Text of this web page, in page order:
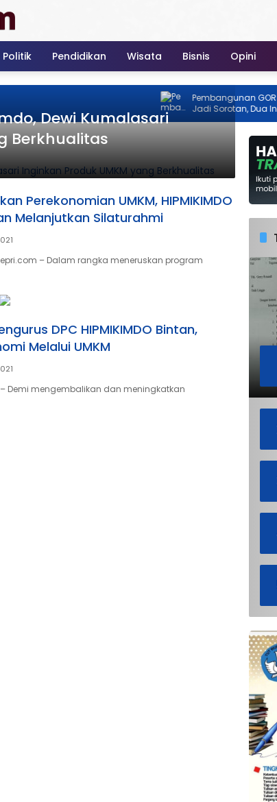
Politik Pendidikan Wisata Bisnis Opini
Pembangunan GOR Tenis
Jadi Sorotan, Dua Instansi
Ada Izin
Dewi Kumalasari
Berkhualitas
Perekonomian UMKM, HIPMIKIMDO
Melanjutkan Silaturahmi
– Dalam rangka meneruskan program
DPC HIPMIKIMDO Bintan,
Melalui UMKM
Demi mengembalikan dan meningkatkan